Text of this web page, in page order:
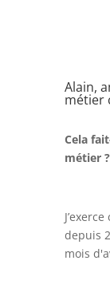
Alain,
métier
Cela
métier ?
depuis
mois